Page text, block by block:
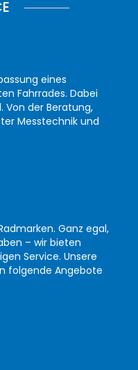
eines
Fahrrades. Dabei
Von der Beratung,
Messtechnik und
Ganz egal,
– wir bieten
Service. Unsere
folgende Angebote